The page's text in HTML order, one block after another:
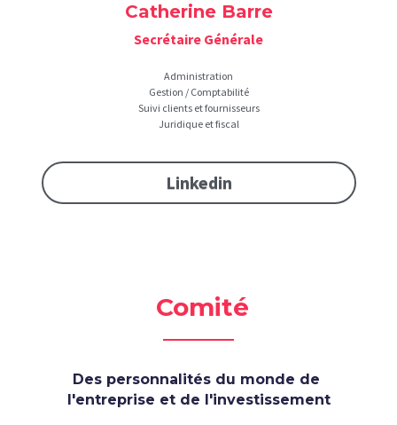
Catherine Barre
Secrétaire Générale
Administration
Gestion / Comptabilité
Suivi clients et fournisseurs
Juridique et fiscal
Linkedin
Comité
Des personnalités du monde de
l'entreprise et de l'investissement